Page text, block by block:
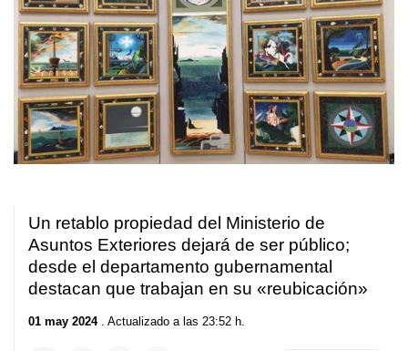
Un retablo propiedad del Ministerio de
Asuntos Exteriores dejará de ser público;
desde el departamento gubernamental
destacan que trabajan en su «reubicación»
01 may 2024. Actualizado a las 23:52 h.